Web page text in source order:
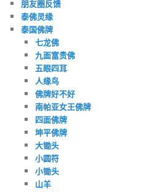
朋友圈反馈
泰佛灵缘
泰国佛牌
七龙佛
九面富贵佛
五眼四耳
人缘鸟
佛牌好不好
南帕亚女王佛牌
四面佛牌
坤平佛牌
大锄头
小圆符
小锄头
山羊